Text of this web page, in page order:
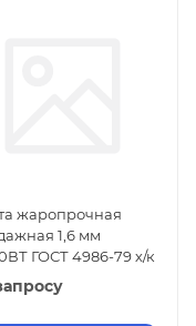
жаропрочная
1,6 мм
ГОСТ 4986-79 х/к